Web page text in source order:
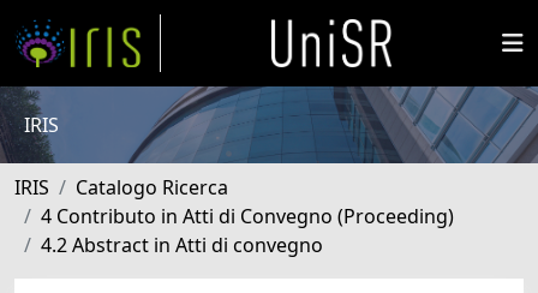
IRIS
IRIS
Catalogo Ricerca
4 Contributo in Atti di Convegno (Proceeding)
4.2 Abstract in Atti di convegno